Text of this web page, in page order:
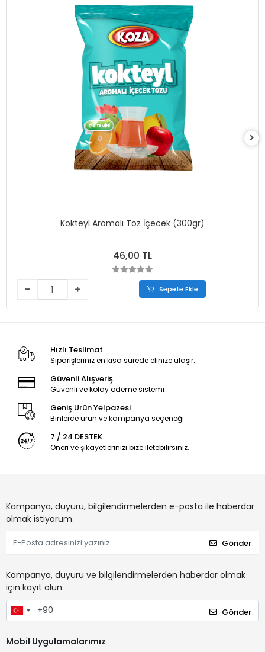
Kokteyl Aromalı Toz İçecek (300gr)
46,00 TL
Sepete Ekle
Hızlı Teslimat
Siparişleriniz en kısa sürede elinize ulaşır.
Güvenli Alışveriş
Güvenli ve kolay ödeme sistemi
Geniş Ürün Yelpazesi
Binlerce ürün ve kampanya seçeneği
7 / 24 DESTEK
Öneri ve şikayetlerinizi bize iletebilirsiniz.
Kampanya, duyuru, bilgilendirmelerden e-posta ile haberdar
olmak istiyorum.
Gönder
Kampanya, duyuru ve bilgilendirmelerden haberdar olmak
için kayıt olun.
Gönder
Mobil Uygulamalarımız